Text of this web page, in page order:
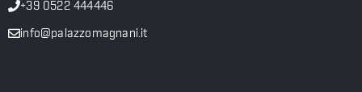
+39 0522 444446
info@palazzomagnani.it